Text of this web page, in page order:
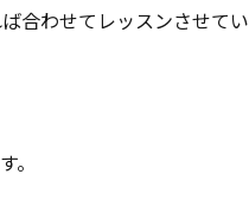
合わせてレッスンさせてい
。